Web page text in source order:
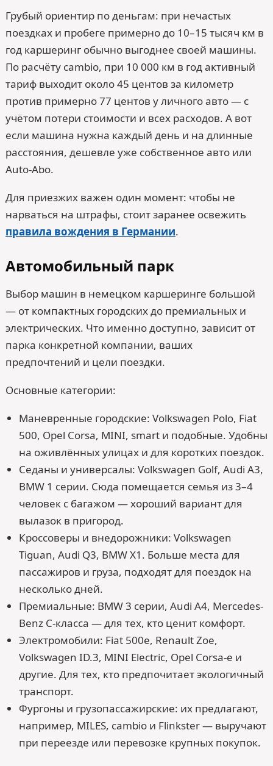
Грубый ориентир по деньгам: при нечастых
поездках и пробеге примерно до 10–15 тысяч км в
год каршеринг обычно выгоднее своей машины.
По расчёту cambio, при 10 000 км в год активный
тариф выходит около 45 центов за километр
против примерно 77 центов у личного авто — с
учётом потери стоимости и всех расходов. А вот
если машина нужна каждый день и на длинные
расстояния, дешевле уже собственное авто или
Auto-Abo.
Для приезжих важен один момент: чтобы не
нарваться на штрафы, стоит заранее освежить
правила вождения в Германии.
Автомобильный парк
Выбор машин в немецком каршеринге большой
— от компактных городских до премиальных и
электрических. Что именно доступно, зависит от
парка конкретной компании, ваших
предпочтений и цели поездки.
Основные категории:
Маневренные городские: Volkswagen Polo, Fiat
500, Opel Corsa, MINI, smart и подобные. Удобны
на оживлённых улицах и для коротких поездок.
Седаны и универсалы: Volkswagen Golf, Audi A3,
BMW 1 серии. Сюда помещается семья из 3–4
человек с багажом — хороший вариант для
вылазок в пригород.
Кроссоверы и внедорожники: Volkswagen
Tiguan, Audi Q3, BMW X1. Больше места для
пассажиров и груза, подходят для поездок на
несколько дней.
Премиальные: BMW 3 серии, Audi A4, Mercedes-
Benz C-класса — для тех, кто ценит комфорт.
Электромобили: Fiat 500e, Renault Zoe,
Volkswagen ID.3, MINI Electric, Opel Corsa-e и
другие. Для тех, кто предпочитает экологичный
транспорт.
Фургоны и грузопассажирские: их предлагают,
например, MILES, cambio и Flinkster — выручают
при переезде или перевозке крупных покупок.